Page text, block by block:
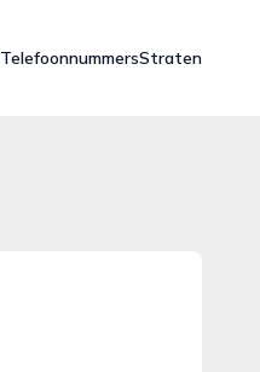
TelefoonnummersStraten